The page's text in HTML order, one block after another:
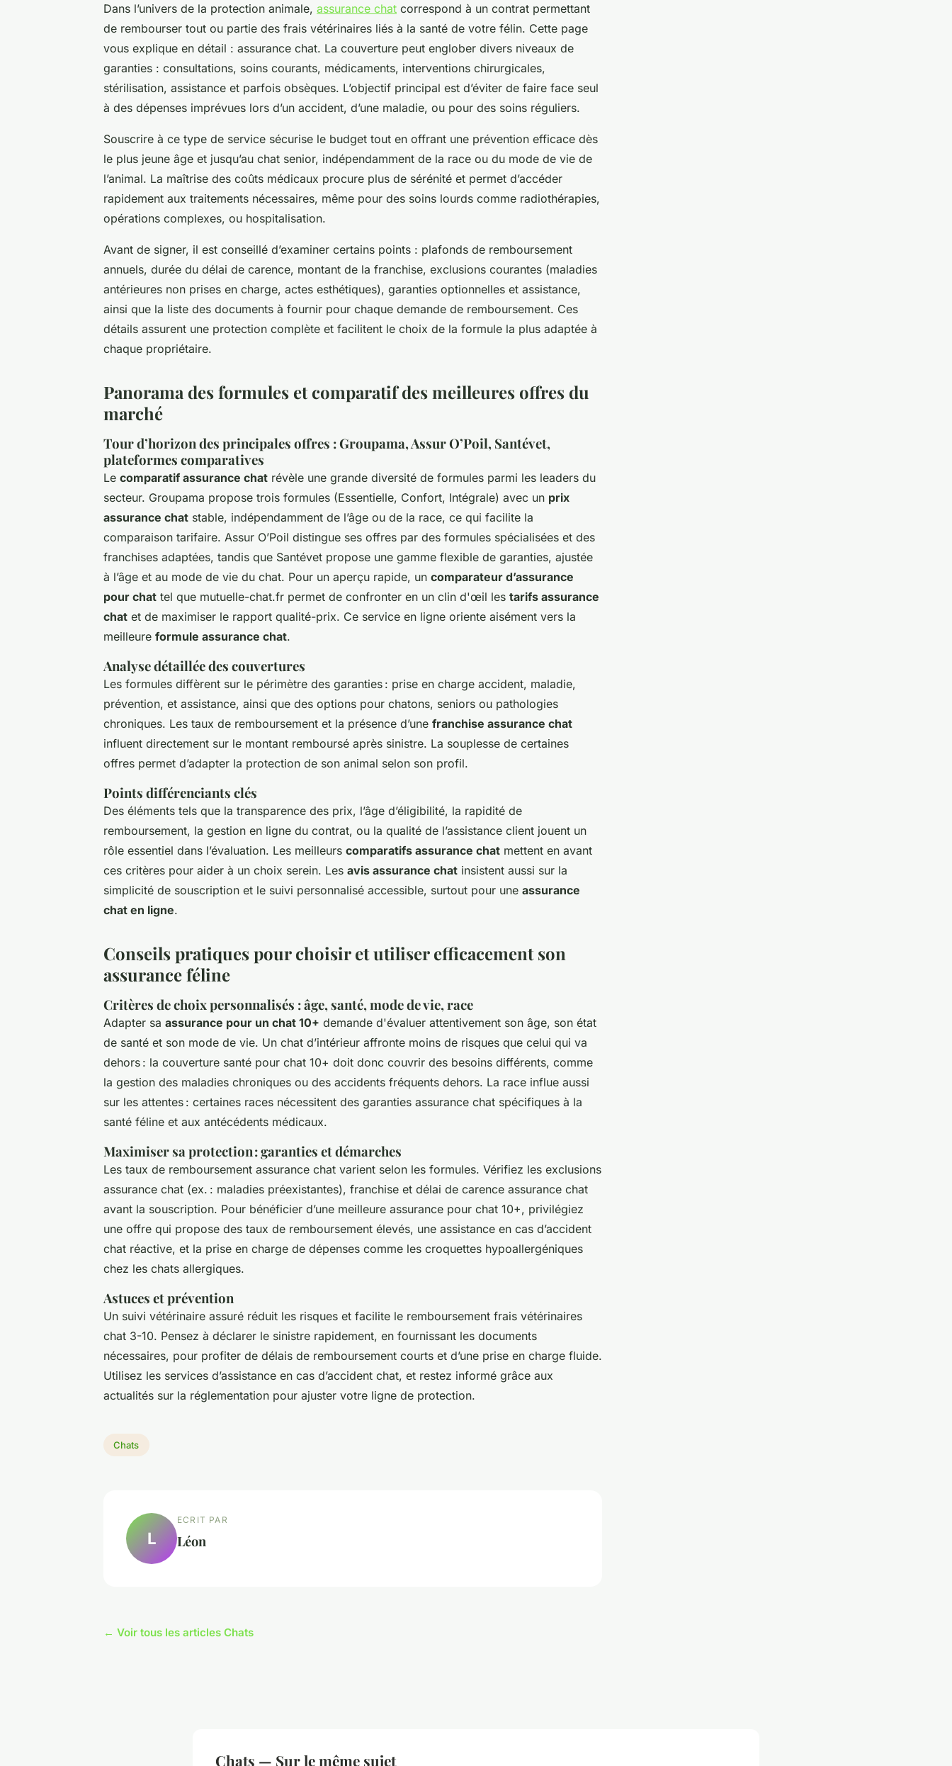
Dans l’univers de la protection animale, assurance chat correspond à un contrat permettant
de rembourser tout ou partie des frais vétérinaires liés à la santé de votre félin. Cette page
vous explique en détail : assurance chat. La couverture peut englober divers niveaux de
garanties : consultations, soins courants, médicaments, interventions chirurgicales,
stérilisation, assistance et parfois obsèques. L’objectif principal est d’éviter de faire face seul
à des dépenses imprévues lors d’un accident, d’une maladie, ou pour des soins réguliers.
Souscrire à ce type de service sécurise le budget tout en offrant une prévention efficace dès
le plus jeune âge et jusqu’au chat senior, indépendamment de la race ou du mode de vie de
l’animal. La maîtrise des coûts médicaux procure plus de sérénité et permet d’accéder
rapidement aux traitements nécessaires, même pour des soins lourds comme radiothérapies,
opérations complexes, ou hospitalisation.
Avant de signer, il est conseillé d’examiner certains points : plafonds de remboursement
annuels, durée du délai de carence, montant de la franchise, exclusions courantes (maladies
antérieures non prises en charge, actes esthétiques), garanties optionnelles et assistance,
ainsi que la liste des documents à fournir pour chaque demande de remboursement. Ces
détails assurent une protection complète et facilitent le choix de la formule la plus adaptée à
chaque propriétaire.
Panorama des formules et comparatif des meilleures offres du
marché
Tour d’horizon des principales offres : Groupama, Assur O’Poil, Santévet,
plateformes comparatives
Le comparatif assurance chat révèle une grande diversité de formules parmi les leaders du
secteur. Groupama propose trois formules (Essentielle, Confort, Intégrale) avec un prix
assurance chat stable, indépendamment de l’âge ou de la race, ce qui facilite la
comparaison tarifaire. Assur O’Poil distingue ses offres par des formules spécialisées et des
franchises adaptées, tandis que Santévet propose une gamme flexible de garanties, ajustée
à l’âge et au mode de vie du chat. Pour un aperçu rapide, un comparateur d’assurance
pour chat tel que mutuelle-chat.fr permet de confronter en un clin d'œil les tarifs assurance
chat et de maximiser le rapport qualité-prix. Ce service en ligne oriente aisément vers la
meilleure formule assurance chat.
Analyse détaillée des couvertures
Les formules diffèrent sur le périmètre des garanties : prise en charge accident, maladie,
prévention, et assistance, ainsi que des options pour chatons, seniors ou pathologies
chroniques. Les taux de remboursement et la présence d’une franchise assurance chat
influent directement sur le montant remboursé après sinistre. La souplesse de certaines
offres permet d’adapter la protection de son animal selon son profil.
Points différenciants clés
Des éléments tels que la transparence des prix, l’âge d’éligibilité, la rapidité de
remboursement, la gestion en ligne du contrat, ou la qualité de l’assistance client jouent un
rôle essentiel dans l’évaluation. Les meilleurs comparatifs assurance chat mettent en avant
ces critères pour aider à un choix serein. Les avis assurance chat insistent aussi sur la
simplicité de souscription et le suivi personnalisé accessible, surtout pour une assurance
chat en ligne.
Conseils pratiques pour choisir et utiliser efficacement son
assurance féline
Critères de choix personnalisés : âge, santé, mode de vie, race
Adapter sa assurance pour un chat 10+ demande d'évaluer attentivement son âge, son état
de santé et son mode de vie. Un chat d’intérieur affronte moins de risques que celui qui va
dehors : la couverture santé pour chat 10+ doit donc couvrir des besoins différents, comme
la gestion des maladies chroniques ou des accidents fréquents dehors. La race influe aussi
sur les attentes : certaines races nécessitent des garanties assurance chat spécifiques à la
santé féline et aux antécédents médicaux.
Maximiser sa protection : garanties et démarches
Les taux de remboursement assurance chat varient selon les formules. Vérifiez les exclusions
assurance chat (ex. : maladies préexistantes), franchise et délai de carence assurance chat
avant la souscription. Pour bénéficier d’une meilleure assurance pour chat 10+, privilégiez
une offre qui propose des taux de remboursement élevés, une assistance en cas d’accident
chat réactive, et la prise en charge de dépenses comme les croquettes hypoallergéniques
chez les chats allergiques.
Astuces et prévention
Un suivi vétérinaire assuré réduit les risques et facilite le remboursement frais vétérinaires
chat 3-10. Pensez à déclarer le sinistre rapidement, en fournissant les documents
nécessaires, pour profiter de délais de remboursement courts et d’une prise en charge fluide.
Utilisez les services d’assistance en cas d’accident chat, et restez informé grâce aux
actualités sur la réglementation pour ajuster votre ligne de protection.
Chats
L
ECRIT PAR
Léon
← Voir tous les articles Chats
Chats — Sur le même sujet